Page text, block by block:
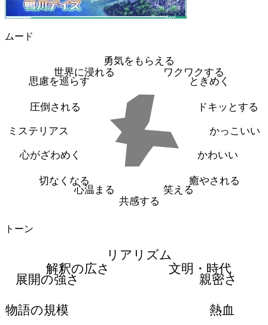
ムード
勇気をもらえる
ワクワクする
ときめく
ドキッとする
かっこいい
かわいい
癒やされる
笑える
共感する
心温まる
切なくなる
心がざわめく
ミステリアス
圧倒される
思慮を巡らす
世界に浸れる
トーン
リアリズム
文明・時代
親密さ
熱血
物語の規模
展開の強さ
解釈の広さ